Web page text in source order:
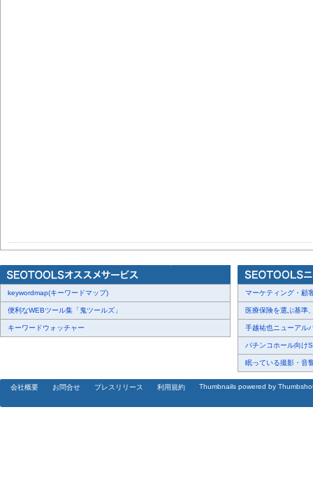
keywordmap(キーワードマップ)
便利なWEBツール集「鬼ツールズ」
キーワードウォッチャー
マーケティング・顧
医療保険を選ぶ基準
手越祐也ニューアル
パチンコホール向け
眠っている撮影・音
会社概要 お問合せ プレスリリース 利用規約 Thumbnails powered by